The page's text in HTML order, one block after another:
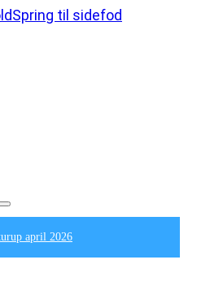
Spring til sidefod
april 2026